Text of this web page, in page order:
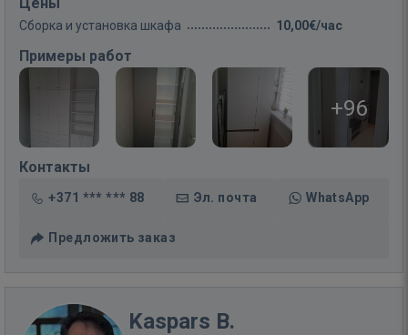
Сборка и установка шкафа 10,00€/час
Примеры работ
+96
Контакты
+371 *** *** 88 Эл. почта WhatsApp
Предложить заказ
Kaspars B.